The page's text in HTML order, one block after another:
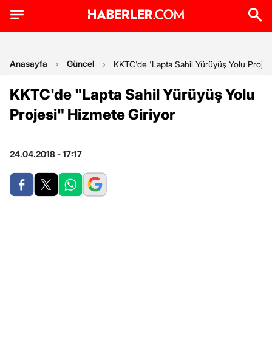
Anasayfa Güncel KKTC'de 'Lapta Sahil Yürüyüş Yolu
KKTC'de "Lapta Sahil Yürüyüş Yolu
Projesi" Hizmete Giriyor
24.04.2018 - 17:17